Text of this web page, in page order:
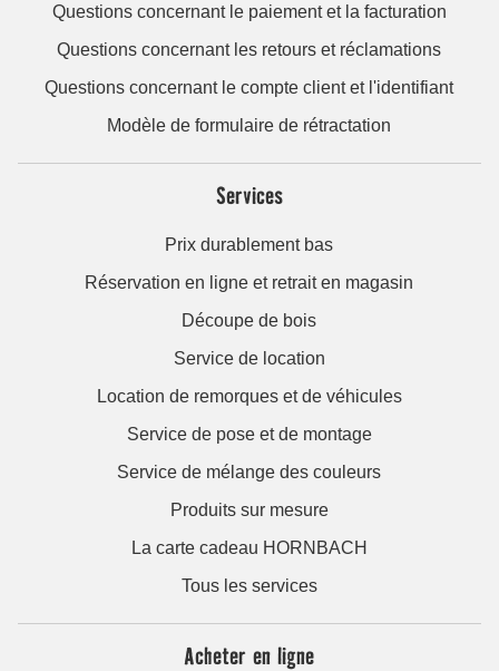
Questions concernant le paiement et la facturation
Questions concernant les retours et réclamations
Questions concernant le compte client et l'identifiant
Modèle de formulaire de rétractation
Services
Prix durablement bas
Réservation en ligne et retrait en magasin
Découpe de bois
Service de location
Location de remorques et de véhicules
Service de pose et de montage
Service de mélange des couleurs
Produits sur mesure
La carte cadeau HORNBACH
Tous les services
Acheter en ligne